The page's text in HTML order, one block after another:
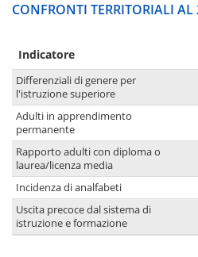
CONFRONTI TERRITORIALI AL
Indicatore
Differenziali di genere per
l'istruzione superiore
Adulti in apprendimento
permanente
Rapporto adulti con diploma o
laurea/licenza media
Incidenza di analfabeti
Uscita precoce dal sistema di
istruzione e formazione